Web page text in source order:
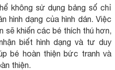
không sử dụng bảng số chỉ
hình dạng của hình dán. Việc
sẽ khiến các bé thích thú hơn,
biết hình dạng và tư duy
bé hoàn thiện bức tranh và
thiện.